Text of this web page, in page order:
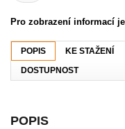
Pro zobrazení informací
POPIS KE STAŽENÍ
DOSTUPNOST
POPIS